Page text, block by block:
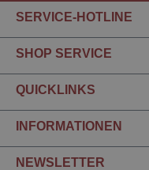
SERVICE-HOTLINE
SHOP SERVICE
QUICKLINKS
INFORMATIONEN
NEWSLETTER